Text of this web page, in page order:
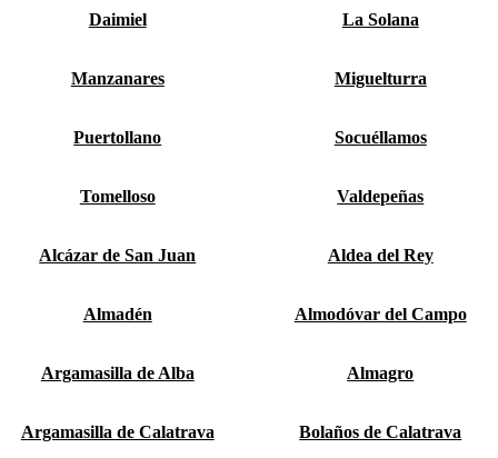
Daimiel La Solana
Manzanares Miguelturra
Puertollano Socuéllamos
Tomelloso Valdepeñas
Alcázar de San Juan Aldea del Rey
Almadén Almodóvar del Campo
Argamasilla de Alba Almagro
Argamasilla de Calatrava Bolaños de Calatrava